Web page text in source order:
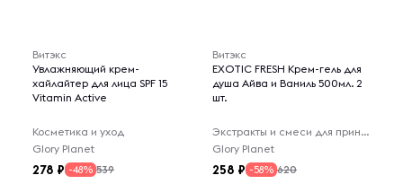
Витэкс
Увлажняющий крем-
хайлайтер для лица SPF 15
Vitamin Active
Косметика и уход
Glory Planet
278 -48% 539
Витэкс
EXOTIC FRESH Крем-гель для
душа Айва и Ваниль 500мл. 2
шт.
Экстракты и смеси для принятия ванн
Glory Planet
258 -58% 620